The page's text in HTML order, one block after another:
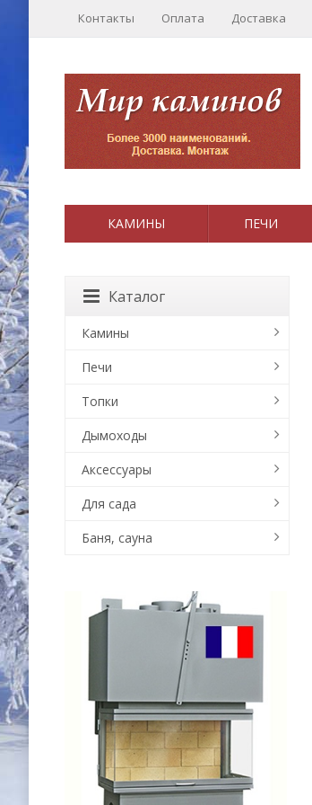
Контакты Оплата Доставка
КАМИНЫ ПЕЧИ
Каталог
Камины
Печи
Топки
Дымоходы
Аксессуары
Для сада
Баня, сауна